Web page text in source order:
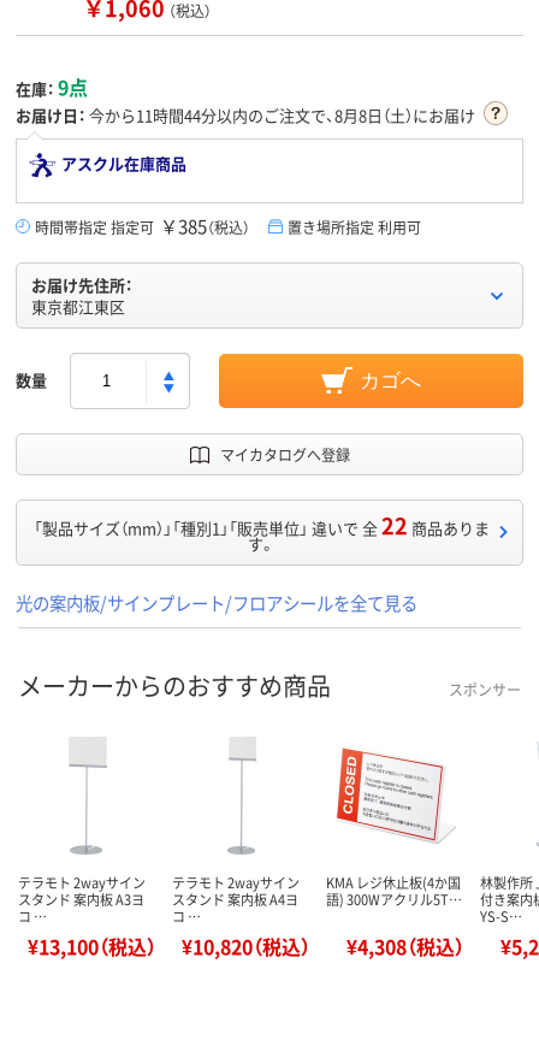
￥1,060 （税込）
在庫： 9点
お届け日： 今から11時間44分以内のご注文で、8月8日（土）にお届け
アスクル在庫商品
時間帯指定 指定可 ￥385（税込） 置き場所指定 利用可
お届け先住所：
東京都江東区
数量 カゴへ
マイカタログへ登録
「製品サイズ（mm）」「種別1」「販売単位」 違いで 全22 商品ありま
す。
光の案内板/サインプレート/フロアシールを全て見る
メーカーからのおすすめ商品 スポンサー
テラモト 2wayサイン
スタンド 案内板 A3ヨ
コ …
¥13,100（税込）
テラモト 2wayサイン
スタンド 案内板 A4ヨ
コ …
¥10,820（税込）
KMA レジ休止板(4か国
語) 300Wアクリル5T…
¥4,308（税込）
林製作所
付き案内
YS-S…